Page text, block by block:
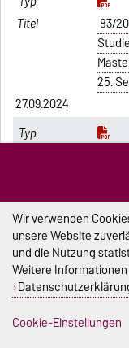
83/
25.
27.09.2024
vom
2019
27.09.2024
85/
Wir verwenden
unsere Website
und die Nutzung
Weitere
Cookie-Einstellungen